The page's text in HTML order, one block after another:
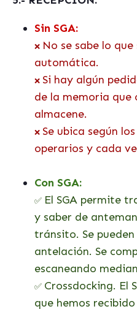
Sin SGA:
❌ No se sabe lo
automática.
❌ Si hay algún
de la memoria que
almacene.
❌ Se ubica según
operarios y cada
Con SGA:
✅ El SGA permite
y saber de
tránsito. Se
antelación. Se
escaneando
✅ Crossdocking. El
que hemos